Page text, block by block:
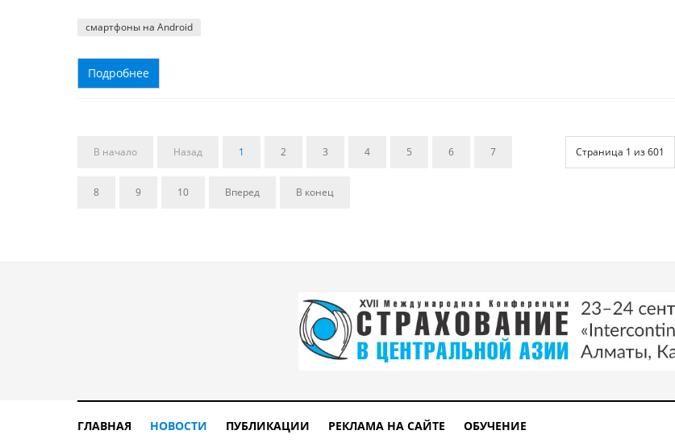
смартфоны на Android
Подробнее
Страница 1 из 601
В начало Назад 1 2 3 4 5 6 7
8 9 10 Вперед В конец
ГЛАВНАЯ НОВОСТИ ПУБЛИКАЦИИ РЕКЛАМА НА САЙТЕ ОБУЧЕНИЕ